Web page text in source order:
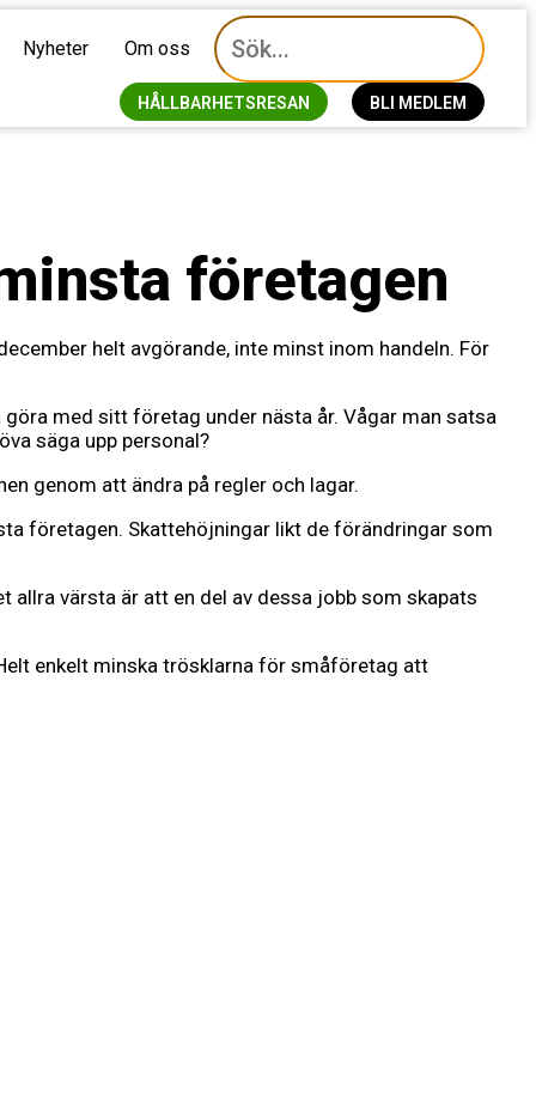
Nyheter Om oss
HÅLLBARHETSRESAN BLI MEDLEM
företagen
helt avgörande, inte minst inom handeln. För
med sitt företag under nästa år. Vågar man satsa
säga upp personal?
genom att ändra på regler och lagar.
företagen. Skattehöjningar likt de förändringar som
allra värsta är att en del av dessa jobb som skapats
enkelt minska trösklarna för småföretag att